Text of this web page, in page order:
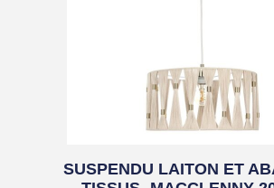
SUSPENDU LAITON ET